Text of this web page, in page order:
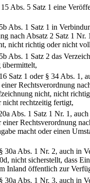
Abs. 5 Satz 1 eine
Abs. 1 Satz 1 in
nach Absatz 2 Satz 1 Nr.
nicht richtig oder nicht
Abs. 1 Satz 2 das
übermittelt,
Satz 1 oder § 34 Abs. 1,
Rechtsverordnung
nicht, nicht
nicht rechtzeitig fertigt,
Abs. 1 Satz 1 Nr. 1,
Rechtsverordnung
macht oder einen
30a Abs. 1 Nr. 2, auch in
nicht sicherstellt, dass
Inland öffentlich zur
30a Abs. 1 Nr. 3, auch in